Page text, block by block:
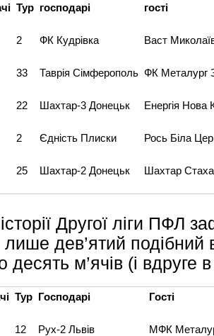
Тур господарі гості
2 ФК Кудрівка Васт
33 Таврія Сімферополь ФК Металург
22 Шахтар-3 Донецьк Енергія Нова
2 Єдність Плиски Рось Біла
25 Шахтар-2 Донецьк Шахтар
Другої ліги ПФЛ
дев’ятий подібний
десять м’ячів (і вдруге
Тур Господарі Гості
12 Рух-2 Львів МФК